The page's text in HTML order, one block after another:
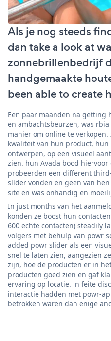
Als je nog steeds
dan take a look at
zonnebrillenbedrijf
handgemaakte
been able to create
Een paar maanden na getting
en ambachtsbeurzen, was
manier om online te verkopen.
kwaliteit van hun product,
ontwerpen, op een visueel
zien. hun Avada bood
probeerden een different
slider vonden en geen van
site en was onhandig en
In just months van het
konden ze boost hun
600 echte contacten) steadily
volgers met behulp van powr
added powr slider als een
snel te laten zien, aangezien
zijn, hoe de producten er in
producten goed zien en gaf
ervaring op locatie. in feite
interactie hadden met powr-
betrokken waren dan enige